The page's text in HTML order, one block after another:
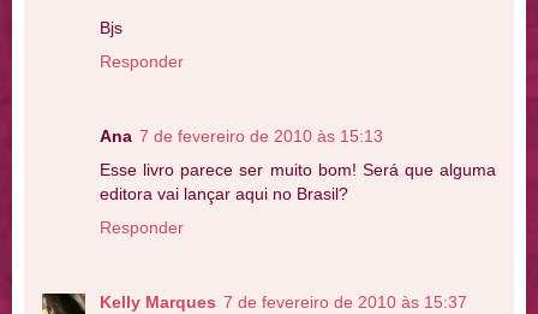
Bjs
Responder
Ana 7 de fevereiro de 2010 às 15:13
Esse livro parece ser muito bom! Será que alguma
editora vai lançar aqui no Brasil?
Responder
Kelly Marques 7 de fevereiro de 2010 às 15:37